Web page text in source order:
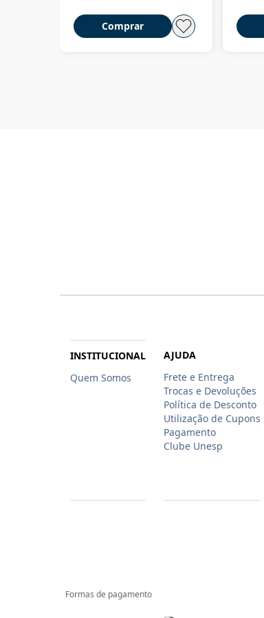
Comprar
INSTITUCIONAL
Quem Somos
AJUDA
Frete e Entrega
Trocas e Devoluções
Política de Desconto
Utilização de Cupons
Pagamento
Clube Unesp
Formas de pagamento